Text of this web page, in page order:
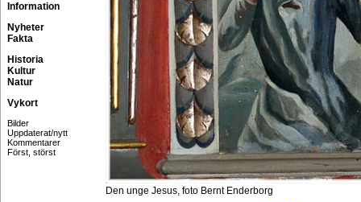
Information
Nyheter
Fakta
Historia
Kultur
Natur
Vykort
Bilder
Uppdaterat/nytt
Kommentarer
Först, störst
Den unge Jesus, foto Bernt Enderborg